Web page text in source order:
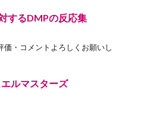
するDMPの反応集
・コメントよろしくお願いし
ルマスターズ